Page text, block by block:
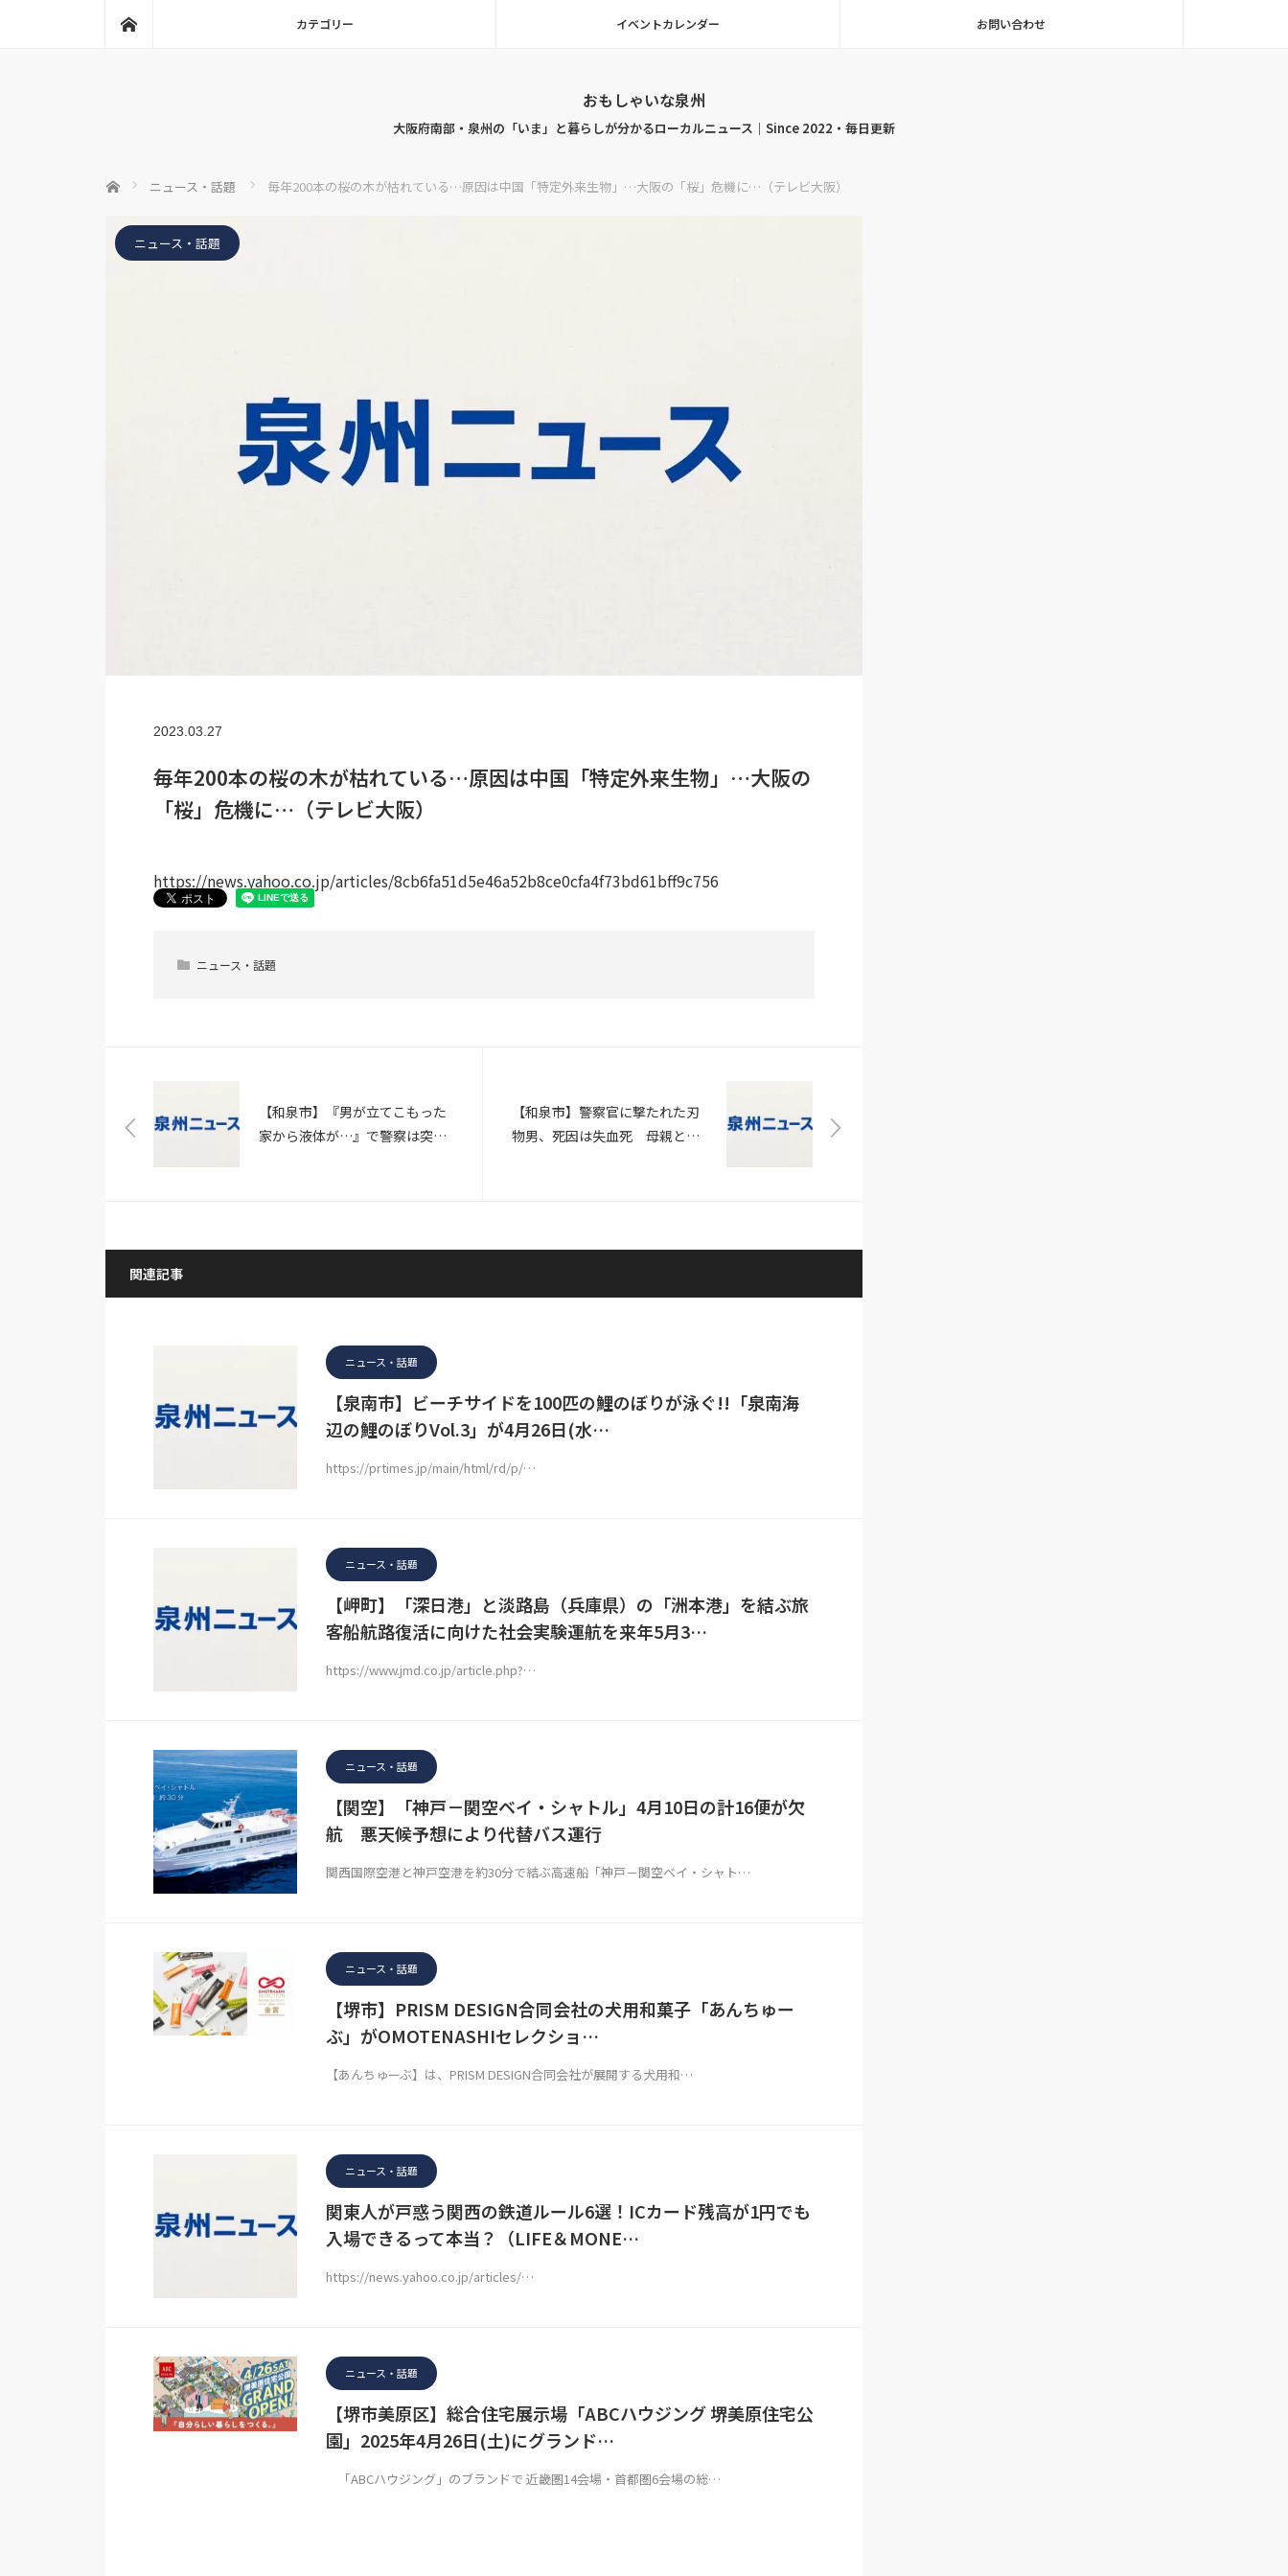
カテゴリー イベントカレンダー お問い合わせ
おもしゃいな泉州
大阪府南部・泉州の「いま」と暮らしが分かるローカルニュース｜Since 2022・毎日更新
ホーム ニュース・話題 毎年200本の桜の木が枯れている…原因は中国「特定外来生物」…大阪の「桜」危機に…（テレビ大阪）
ニュース・話題
2023.03.27
毎年200本の桜の木が枯れている…原因は中国「特定外来生物」…大阪の
「桜」危機に…（テレビ大阪）
https://news.yahoo.co.jp/articles/8cb6fa51d5e46a52b8ce0cfa4f73bd61bff9c756
ニュース・話題
【和泉市】『男が立てこもった
家から液体が…』で警察は突入
【和泉市】警察官に撃たれた刃
物男、死因は失血死 母親と近
関連記事
ニュース・話題
【泉南市】ビーチサイドを100匹の鯉のぼりが泳ぐ!!「泉南海
辺の鯉のぼりVol.3」が4月26日(水…
https://prtimes.jp/main/html/rd/p/…
ニュース・話題
【岬町】「深日港」と淡路島（兵庫県）の「洲本港」を結ぶ旅
客船航路復活に向けた社会実験運航を来年5月3…
https://www.jmd.co.jp/article.php?…
ニュース・話題
【関空】「神戸－関空ベイ・シャトル」4月10日の計16便が欠
航 悪天候予想により代替バス運行
関西国際空港と神戸空港を約30分で結ぶ高速船「神戸－関空ベイ・シャト…
ニュース・話題
【堺市】PRISM DESIGN合同会社の犬用和菓子「あんちゅー
ぶ」がOMOTENASHIセレクショ…
【あんちゅーぶ】は、PRISM DESIGN合同会社が展開する犬用和…
ニュース・話題
関東人が戸惑う関西の鉄道ルール6選！ICカード残高が1円でも
入場できるって本当？（LIFE＆MONE…
https://news.yahoo.co.jp/articles/…
ニュース・話題
【堺市美原区】総合住宅展示場「ABCハウジング 堺美原住宅公
園」2025年4月26日(土)にグランド…
「ABCハウジング」のブランドで 近畿圏14会場・首都圏6会場の総…